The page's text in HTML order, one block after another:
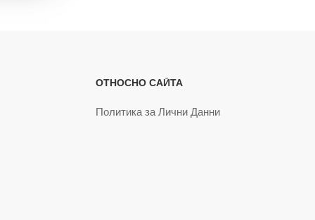
ОТНОСНО САЙТА
Политика за Лични Данни